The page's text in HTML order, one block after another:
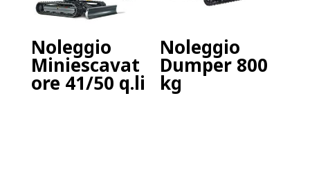
Noleggio
Miniescavat
ore 41/50 q.li
Noleggio
Dumper 800
kg